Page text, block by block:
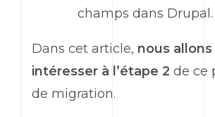
champs dans Drupal.
Dans cet article, nous
intéresser à l’étape 2 de ce
de migration.